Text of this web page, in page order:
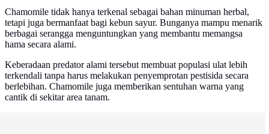
Chamomile tidak hanya terkenal sebagai bahan minuman herbal,
tetapi juga bermanfaat bagi kebun sayur. Bunganya mampu menarik
berbagai serangga menguntungkan yang membantu memangsa
hama secara alami.
Keberadaan predator alami tersebut membuat populasi ulat lebih
terkendali tanpa harus melakukan penyemprotan pestisida secara
berlebihan. Chamomile juga memberikan sentuhan warna yang
cantik di sekitar area tanam.